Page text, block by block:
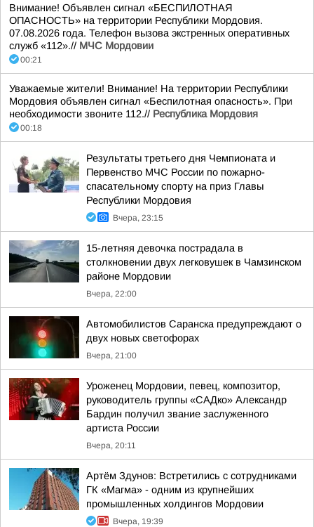
Внимание! Объявлен сигнал «БЕСПИЛОТНАЯ
ОПАСНОСТЬ» на территории Республики Мордовия.
07.08.2026 года. Телефон вызова экстренных оперативных
служб «112».// МЧС Мордовии
00:21
Уважаемые жители! Внимание! На территории Республики
Мордовия объявлен сигнал «Беспилотная опасность». При
необходимости звоните 112.// Республика Мордовия
00:18
Результаты третьего дня Чемпионата и
Первенство МЧС России по пожарно-
спасательному спорту на приз Главы
Республики Мордовия
Вчера, 23:15
15-летняя девочка пострадала в
столкновении двух легковушек в Чамзинском
районе Мордовии
Вчера, 22:00
Автомобилистов Саранска предупреждают о
двух новых светофорах
Вчера, 21:00
Уроженец Мордовии, певец, композитор,
руководитель группы «САДко» Александр
Бардин получил звание заслуженного
артиста России
Вчера, 20:11
Артём Здунов: Встретились с сотрудниками
ГК «Магма» - одним из крупнейших
промышленных холдингов Мордовии
Вчера, 19:39